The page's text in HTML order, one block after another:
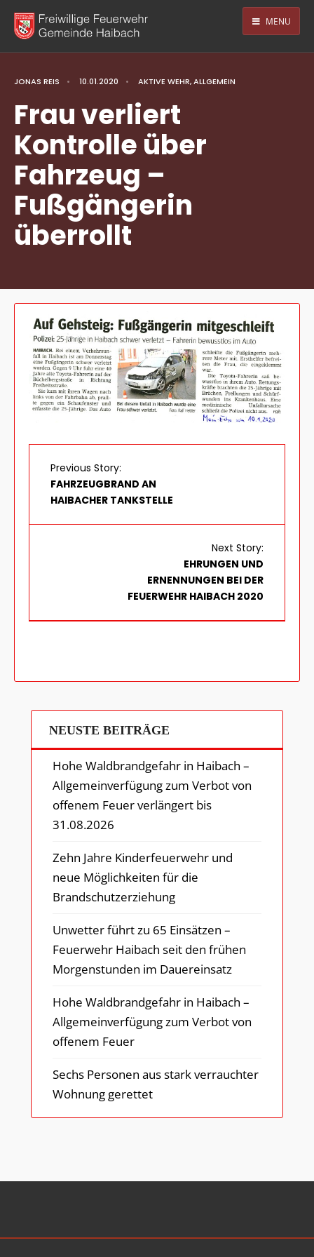
MENU
JONAS REIS • 10.01.2020 • AKTIVE WEHR,ALLGEMEIN
Frau verliert
Kontrolle über
Fahrzeug –
Fußgängerin
überrollt
Previous Story:
FAHRZEUGBRAND AN
HAIBACHER TANKSTELLE
Next Story:
EHRUNGEN UND
ERNENNUNGEN BEI DER
FEUERWEHR HAIBACH 2020
NEUSTE BEITRÄGE
Hohe Waldbrandgefahr in Haibach –
Allgemeinverfügung zum Verbot von
offenem Feuer verlängert bis
31.08.2026
Zehn Jahre Kinderfeuerwehr und
neue Möglichkeiten für die
Brandschutzerziehung
Unwetter führt zu 65 Einsätzen –
Feuerwehr Haibach seit den frühen
Morgenstunden im Dauereinsatz
Hohe Waldbrandgefahr in Haibach –
Allgemeinverfügung zum Verbot von
offenem Feuer
Sechs Personen aus stark verrauchter
Wohnung gerettet